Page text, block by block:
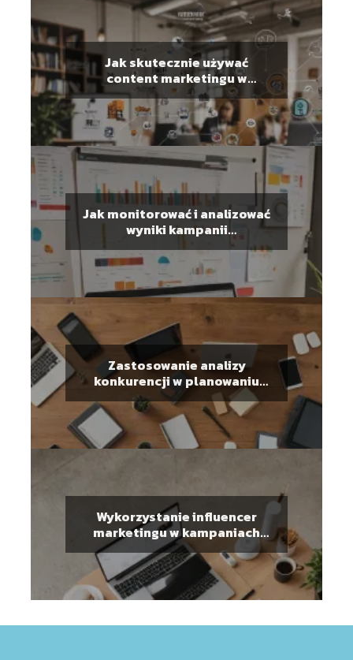
Jak skutecznie używać
content marketingu w
długoterminowej strategii
Jak monitorować i analizować
wyniki kampanii
marketingowych
Zastosowanie analizy
konkurencji w planowaniu
strategii marketingowej
Wykorzystanie influencer
marketingu w kampaniach
promocyjnych